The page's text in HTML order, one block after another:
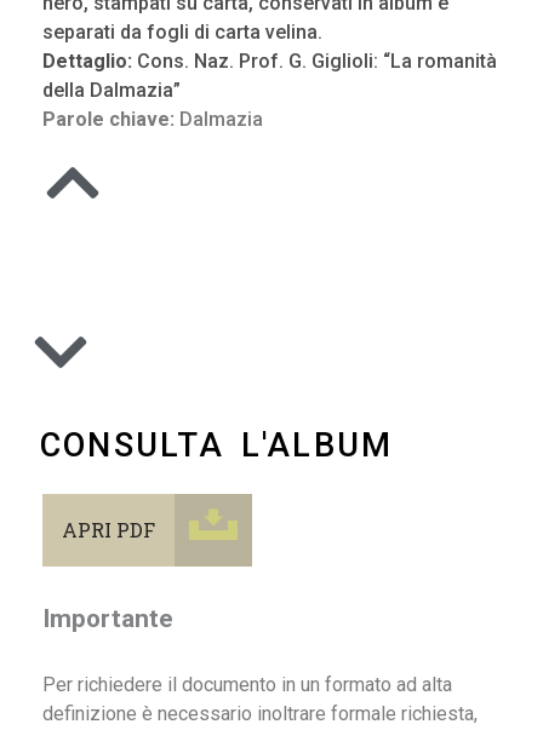
separati da fogli di carta velina.
Dettaglio: Cons. Naz. Prof. G. Giglioli: “La romanità
della Dalmazia”
Parole chiave: Dalmazia
CONSULTA L'ALBUM
APRI PDF
Importante
Per richiedere il documento in un formato ad alta
definizione è necessario inoltrare formale richiesta,